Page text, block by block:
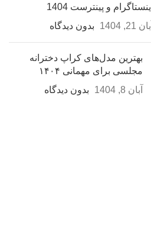
اینستاگرام و پینترست 1404
آبان 21, 1404
بدون دیدگاه
بهترین مدل‌های کراپ دخترانه
مجلسی برای مهمانی ۱۴۰۴
آبان 8, 1404
بدون دیدگاه